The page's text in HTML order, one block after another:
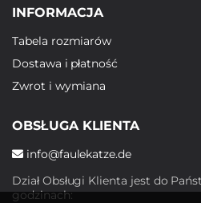
INFORMACJA
Tabela rozmiarów
Dostawa i płatność
Zwrot i wymiana
OBSŁUGA KLIENTA
info@faulekatze.de
Dział Obsługi Klienta jest do
godzinach: